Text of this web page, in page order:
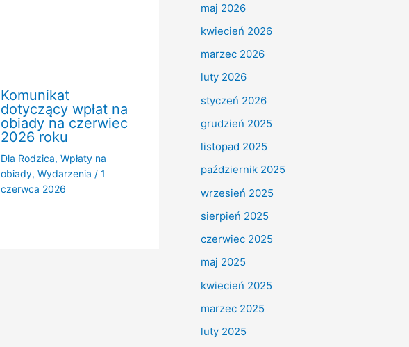
Komunikat
dotyczący wpłat na
obiady na czerwiec
2026 roku
Dla Rodzica, Wpłaty na
obiady, Wydarzenia / 1
czerwca 2026
maj 2026
kwiecień 2026
marzec 2026
luty 2026
styczeń 2026
grudzień 2025
listopad 2025
październik 2025
wrzesień 2025
sierpień 2025
czerwiec 2025
maj 2025
kwiecień 2025
marzec 2025
luty 2025